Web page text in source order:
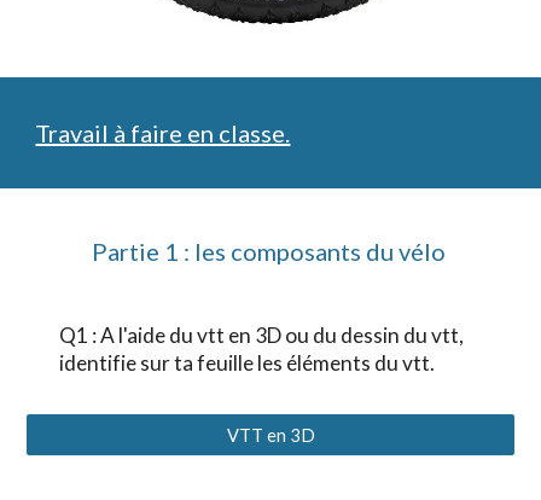
Travail à faire en classe.
Partie 1 : les composants du vélo
Q1 : A l'aide du vtt en 3D ou du dessin du vtt,
identifie sur ta feuille les éléments du vtt.
VTT en 3D